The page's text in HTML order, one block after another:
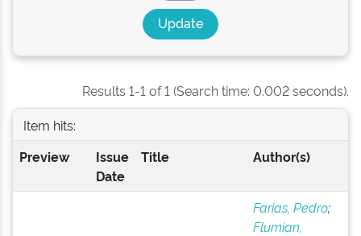
Results 1-1 of 1 (Search time: 0.002 seconds).
Item hits:
Preview
Issue
Date
Title Author(s)
Farias, Pedro;
Flumian,